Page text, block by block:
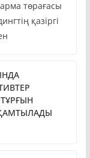
төрағасы
қазіргі